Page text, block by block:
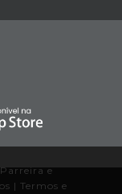
e
| Termos e